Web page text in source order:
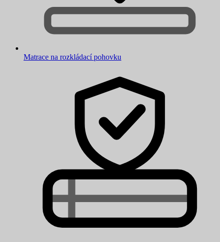
Matrace na rozkládací pohovku